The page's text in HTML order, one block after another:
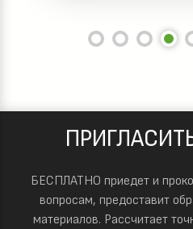
БЕСПЛАТНО приедет и
вопросам, предоставит
материалов. Рассчитает